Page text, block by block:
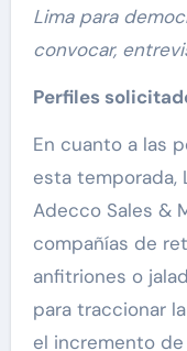
Lima para
convocar,
Perfiles
En cuanto a las
esta temporada,
Adecco Sales &
compañías de
anfitriones o
para traccionar
el incremento